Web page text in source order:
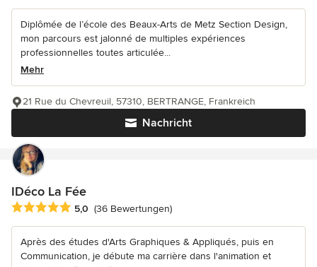
Diplômée de l’école des Beaux-Arts de Metz Section Design,
mon parcours est jalonné de multiples expériences
professionnelles toutes articulée...
Mehr
Nachricht
21 Rue du Chevreuil, 57310, BERTRANGE, Frankreich
IDéco La Fée
Durchschnittliche Bewertung: 5 von 5 Sternen
5,0 (36 Bewertungen)
Après des études d'Arts Graphiques & Appliqués, puis en
Communication, je débute ma carrière dans l'animation et